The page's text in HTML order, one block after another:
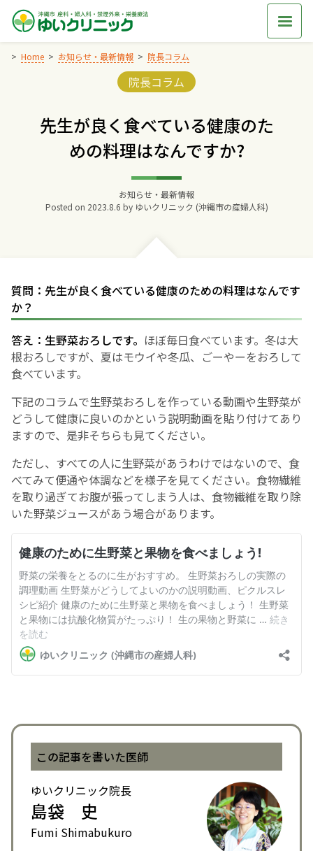
Skip
content
Home お知らせ・最新情報 院長コラム
Categories:
院長コラム
先生が良く食べている健康のた
めの料理はなんですか?
お知らせ・最新情報
Posted on 2023.8.6 by ゆいクリニック (沖縄市の産婦人科)
質問：先生が良く食べている健康のための料理はなんです
か？
答え：生野菜おろしです。 ほぼ毎日食べています。冬は大
根おろしですが、夏はモウイや冬瓜、ごーやーをおろして
食べています。
下記のコラムで生野菜おろしを作っている動画や生野菜が
どうして健康に良いのかという説明動画を貼り付けてあり
ますので、是非そちらも見てください。
ただし、すべての人に生野菜があうわけではないので、食
べてみて便通や体調などを様子を見てください。食物繊維
を取り過ぎてお腹が張ってしまう人は、食物繊維を取り除
いた野菜ジュースがあう場合があります。
この記事を書いた医師
ゆいクリニック院長
島袋 史
Fumi Shimabukuro
交通アクセス
院長からのごあいさつ
妊婦健診
お産について
母乳育児
予防接種
その他の診療内容
遠方にお住まいで当院での出産を希望される方へ
医師プロフィール
English Page